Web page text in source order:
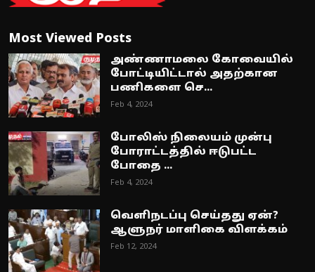
Most Viewed Posts
அண்ணாமலை கோவையில்
போட்டியிட்டால் அதற்கான
பணிகளை செ...
Feb 4, 2024
போலிஸ் நிலையம் முன்பு
போராட்டத்தில் ஈடுபட்ட
போதை ...
Feb 4, 2024
வெளிநடப்பு செய்தது ஏன்?
ஆளுநர் மாளிகை விளக்கம்
Feb 12, 2024